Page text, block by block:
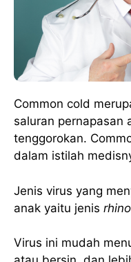
Common cold
saluran pernapasan
tenggorokan.
dalam istilah
Jenis virus yang
anak yaitu jenis
Virus ini mudah